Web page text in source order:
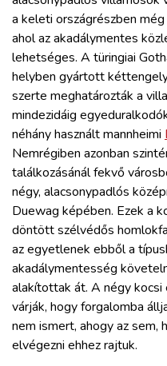
BLOG
ARCHÍVUM
WEBSHOP
BELÉPÉS
REGISZTRÁCIÓ
a keleti országrészben
ahol az akadálymentes
lehetséges. A türingiai
helyben gyártott
szerte meghatározták a
mindezidáig
néhány használt mannheimi
Nemrégiben azonban
találkozásánál fekvő
négy, alacsonypadlós
Duewag képében. Ezek a
döntött szélvédős
az egyetlenek ebből a
akadálymentesség
alakítottak át. A négy kocsi
várják, hogy forgalomba
nem ismert, ahogy az sem,
elvégezni ehhez rajtuk.